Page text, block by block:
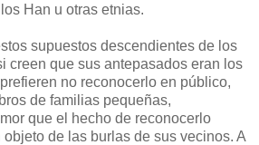
Han u otras etnias.
supuestos descendientes de los
creen que sus antepasados eran los
no reconocerlo en público,
de familias pequeñas,
que el hecho de reconocerlo
de las burlas de sus vecinos. A